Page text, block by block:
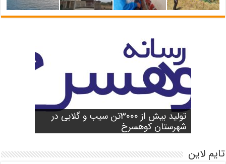
آغاز برداشت خیار و گوجه‌فرنگی از مزارع
کوهسرخ؛ پیش‌بینی تولید بیش از ۲۷ هزار
تن محصول
تولید بیش از ۳۰۰۰تن سیب و گلابی در
شهرستان کوهسرخ
واژگونی مرگبار مینی‌بوس زائران گنابادی
در محور کاشمر ـ کوهسرخ؛ ۵ جان‌باخته و
۲۵ مصدوم
بازدید میدانی مسئولان از محور کاشمر ـ
کوهسرخ و بررسی نقاط حادثه‌خیز
شورای آموزش و پرورش شهرستان
کوهسرخ برگزار شد؛ تأکید بر آمادگی
مدارس برای سال تحصیلی جدید
تایم لاین